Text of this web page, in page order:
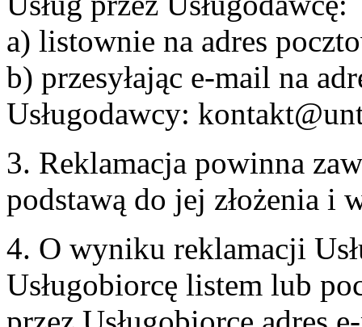
a) listownie na adres
b) przesyłając e-mail na
Usługodawcy:
3. Reklamacja powinna
podstawą do jej złożenia i
4. O wyniku reklamacji
Usługobiorcę listem lub